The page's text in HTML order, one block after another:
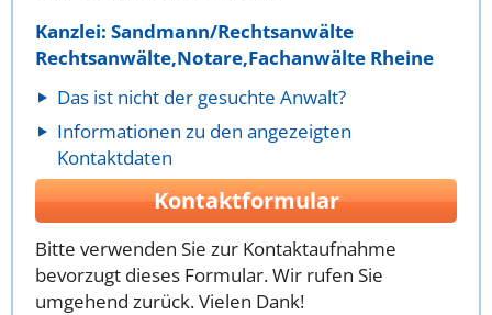
Kanzlei: Sandmann/Rechtsanwälte
Rechtsanwälte,Notare,Fachanwälte Rheine
Das ist nicht der gesuchte Anwalt?
Informationen zu den angezeigten
Kontaktdaten
Kontaktformular
Bitte verwenden Sie zur Kontaktaufnahme
bevorzugt dieses Formular. Wir rufen Sie
umgehend zurück. Vielen Dank!